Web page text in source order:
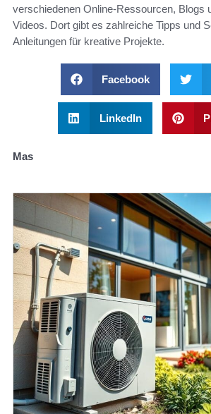
verschiedenen Online-Ressourcen, Blogs
Videos. Dort gibt es zahlreiche Tipps und
Anleitungen für kreative Projekte.
Facebook
LinkedIn
Mas